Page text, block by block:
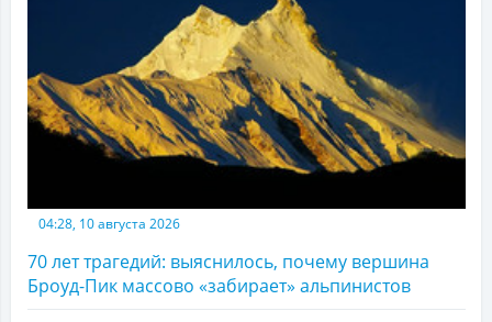
04:28, 10 августа 2026
70 лет трагедий: выяснилось, почему вершина
Броуд-Пик массово «забирает» альпинистов